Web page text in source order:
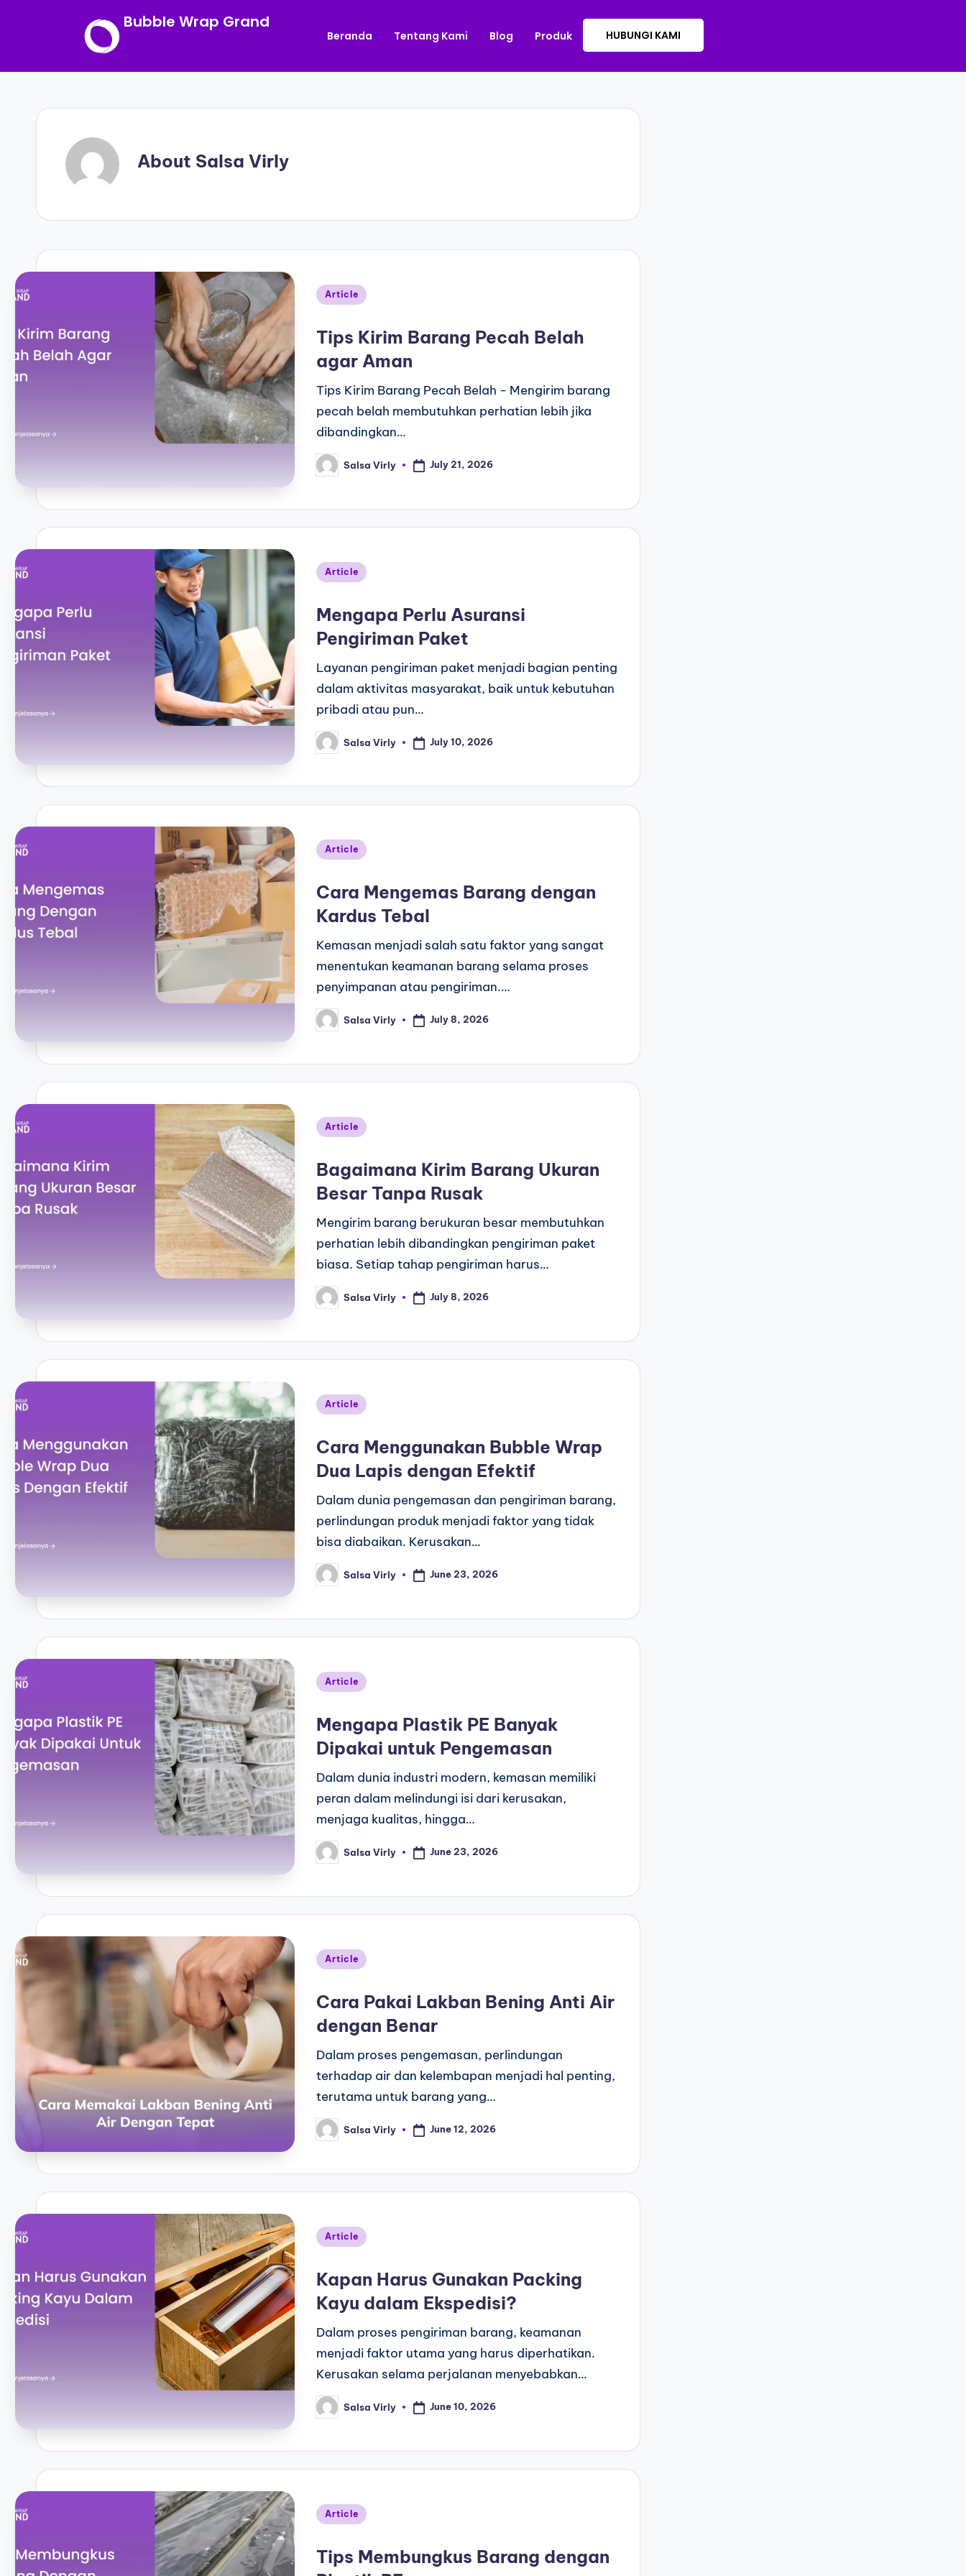
Bubble Wrap Grand
Beranda Tentang Kami Blog Produk HUBUNGI KAMI
About Salsa Virly
Article
Tips Kirim Barang Pecah Belah
agar Aman
Tips Kirim Barang Pecah Belah - Mengirim barang
pecah belah membutuhkan perhatian lebih jika
dibandingkan…
Salsa Virly July 21, 2026
Article
Mengapa Perlu Asuransi
Pengiriman Paket
Layanan pengiriman paket menjadi bagian penting
dalam aktivitas masyarakat, baik untuk kebutuhan
pribadi atau pun…
Salsa Virly July 10, 2026
Article
Cara Mengemas Barang dengan
Kardus Tebal
Kemasan menjadi salah satu faktor yang sangat
menentukan keamanan barang selama proses
penyimpanan atau pengiriman.…
Salsa Virly July 8, 2026
Article
Bagaimana Kirim Barang Ukuran
Besar Tanpa Rusak
Mengirim barang berukuran besar membutuhkan
perhatian lebih dibandingkan pengiriman paket
biasa. Setiap tahap pengiriman harus…
Salsa Virly July 8, 2026
Article
Cara Menggunakan Bubble Wrap
Dua Lapis dengan Efektif
Dalam dunia pengemasan dan pengiriman barang,
perlindungan produk menjadi faktor yang tidak
bisa diabaikan. Kerusakan…
Salsa Virly June 23, 2026
Article
Mengapa Plastik PE Banyak
Dipakai untuk Pengemasan
Dalam dunia industri modern, kemasan memiliki
peran dalam melindungi isi dari kerusakan,
menjaga kualitas, hingga…
Salsa Virly June 23, 2026
Article
Cara Pakai Lakban Bening Anti Air
dengan Benar
Dalam proses pengemasan, perlindungan
terhadap air dan kelembapan menjadi hal penting,
terutama untuk barang yang…
Salsa Virly June 12, 2026
Article
Kapan Harus Gunakan Packing
Kayu dalam Ekspedisi?
Dalam proses pengiriman barang, keamanan
menjadi faktor utama yang harus diperhatikan.
Kerusakan selama perjalanan menyebabkan…
Salsa Virly June 10, 2026
Article
Tips Membungkus Barang dengan